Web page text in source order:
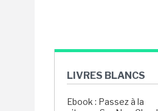
LIVRES BLANCS
Ebook : Passez à la